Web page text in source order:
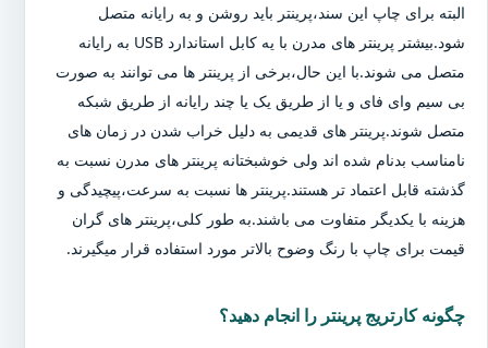
البته برای چاپ این سند،پرینتر باید روشن و به رایانه متصل
شود.بیشتر پرینتر های مدرن با یه کابل استاندارد USB به رایانه
متصل می شوند.با این حال،برخی از پرینتر ها می توانند به صورت
بی سیم وای فای و یا از طریق یک یا چند رایانه از طریق شبکه
متصل شوند.پرینتر های قدیمی به دلیل خراب شدن در زمان های
نامناسب بدنام شده اند ولی خوشبختانه پرینتر های مدرن نسبت به
گذشته قابل اعتماد تر هستند.پرینتر ها نسبت به سرعت،پیچیدگی و
هزینه با یکدیگر متفاوت می باشند.به طور کلی،پرینتر های گران
قیمت برای چاپ با رنگ وضوح بالاتر مورد استفاده قرار میگیرند.
چگونه کارتریج پرینتر را انجام دهید؟